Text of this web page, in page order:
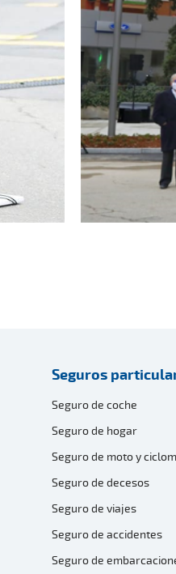
Seguros
Seguro de coche
Seguro de hogar
Seguro de moto y
Seguro de decesos
Seguro de viajes
Seguro de accidentes
Seguro de